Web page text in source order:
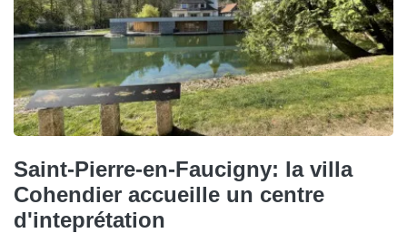
Saint-Pierre-en-Faucigny: la villa
Cohendier accueille un centre
d'inteprétation